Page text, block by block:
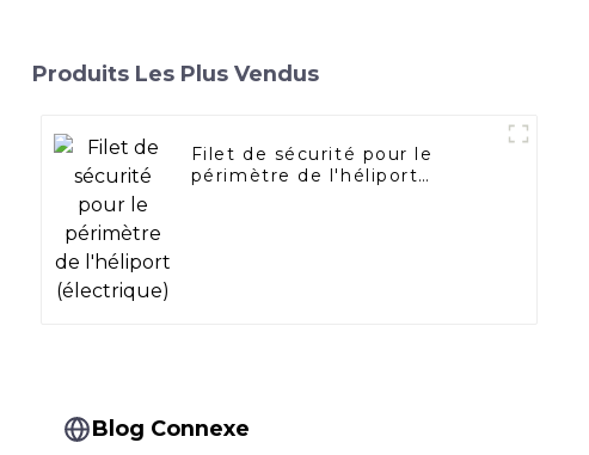
Produits Les Plus Vendus
Filet de sécurité pour le
périmètre de l'héliport
Blog Connexe